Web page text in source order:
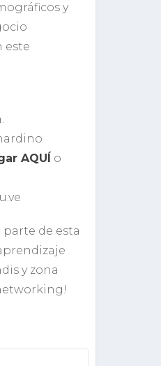
y
este
AQUÍ o
parte de esta
y zona